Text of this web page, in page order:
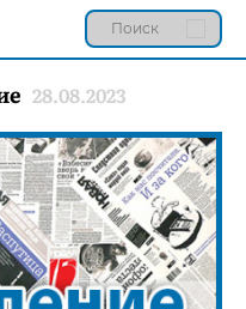
28.08.2023